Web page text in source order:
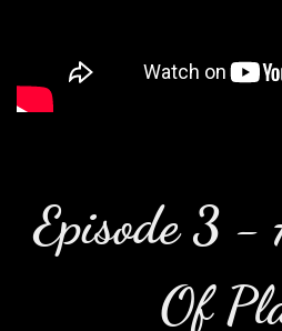
Episode 3 -
Of